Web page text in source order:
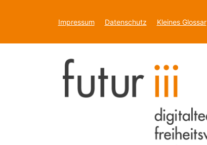
Impressum Datenschutz Kleines Glossar